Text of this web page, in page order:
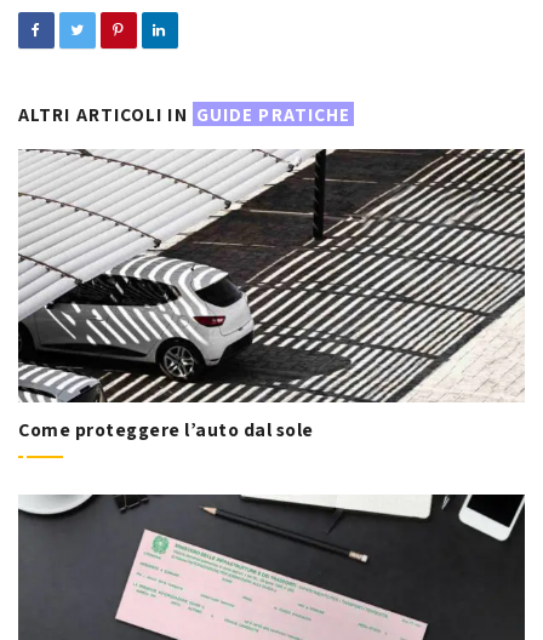
ALTRI ARTICOLI IN GUIDE PRATICHE
Come proteggere l’auto dal sole